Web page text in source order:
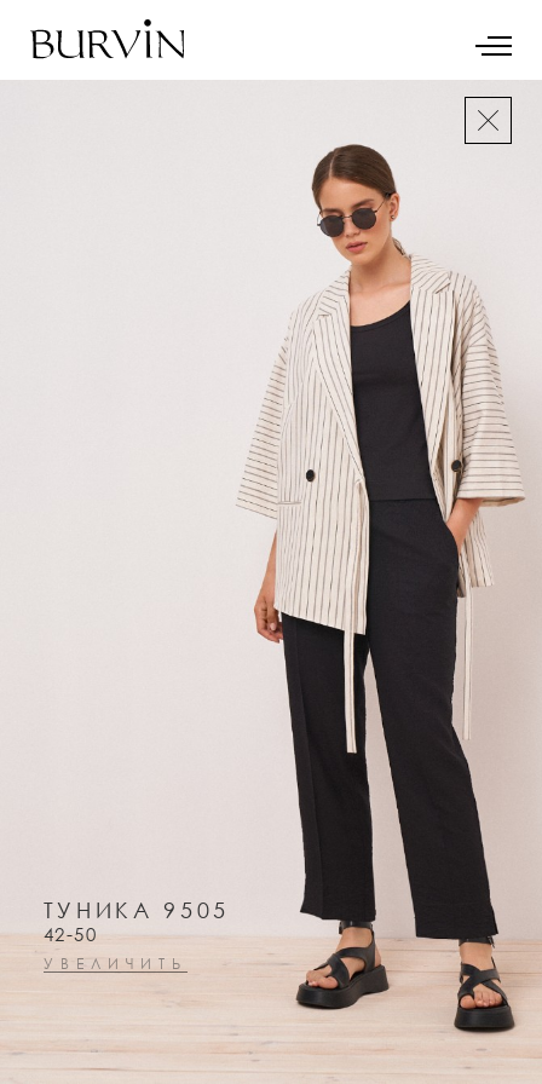
ТУНИКА 9505
42-50
УВЕЛИЧИТЬ